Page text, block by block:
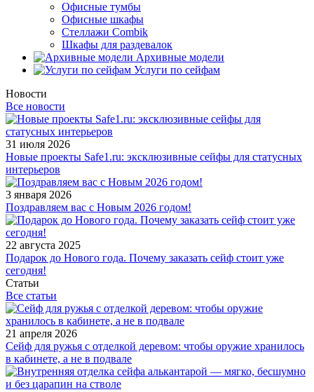
Офисные тумбы
Офисные шкафы
Стеллажи Combik
Шкафы для раздевалок
Архивные модели
Услуги по сейфам
Новости
Все новости
31 июля 2026
Новые проекты Safe1.ru: эксклюзивные сейфы для статусных
интерьеров
3 января 2026
Поздравляем вас с Новым 2026 годом!
22 августа 2025
Подарок до Нового года. Почему заказать сейф стоит уже
сегодня!
Статьи
Все статьи
21 апреля 2026
Сейф для ружья с отделкой деревом: чтобы оружие хранилось
в кабинете, а не в подвале